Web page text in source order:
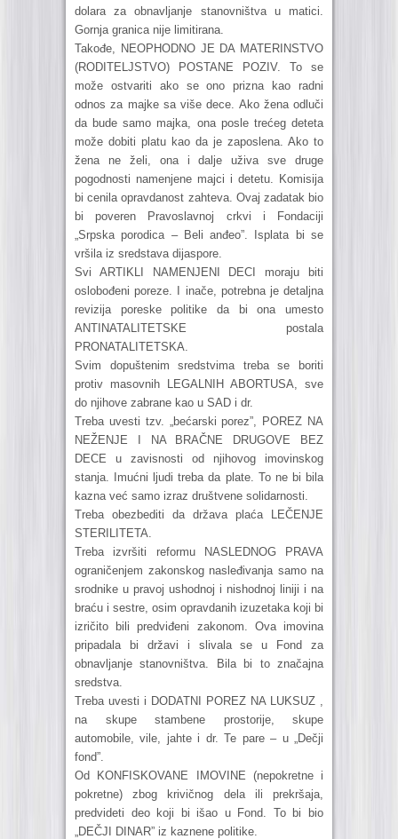
dolara za obnavljanje stanovništva u matici.
Gornja granica nije limitirana.
Takođe, NEOPHODNO JE DA MATERINSTVO
(RODITELJSTVO) POSTANE POZIV. To se
može ostvariti ako se ono prizna kao radni
odnos za majke sa više dece. Ako žena odluči
da bude samo majka, ona posle trećeg deteta
može dobiti platu kao da je zaposlena. Ako to
žena ne želi, ona i dalje uživa sve druge
pogodnosti namenjene majci i detetu. Komisija
bi cenila opravdanost zahteva. Ovaj zadatak bio
bi poveren Pravoslavnoj crkvi i Fondaciji
„Srpska porodica – Beli anđeo”. Isplata bi se
vršila iz sredstava dijaspore.
Svi ARTIKLI NAMENJENI DECI moraju biti
oslobođeni poreze. I inače, potrebna je detaljna
revizija poreske politike da bi ona umesto
ANTINATALITETSKE postala
PRONATALITETSKA.
Svim dopuštenim sredstvima treba se boriti
protiv masovnih LEGALNIH ABORTUSA, sve
do njihove zabrane kao u SAD i dr.
Treba uvesti tzv. „bećarski porez”, POREZ NA
NEŽENJE I NA BRAČNE DRUGOVE BEZ
DECE u zavisnosti od njihovog imovinskog
stanja. Imućni ljudi treba da plate. To ne bi bila
kazna već samo izraz društvene solidarnosti.
Treba obezbediti da država plaća LEČENJE
STERILITETA.
Treba izvršiti reformu NASLEDNOG PRAVA
ograničenjem zakonskog nasleđivanja samo na
srodnike u pravoj ushodnoj i nishodnoj liniji i na
braću i sestre, osim opravdanih izuzetaka koji bi
izričito bili predviđeni zakonom. Ova imovina
pripadala bi državi i slivala se u Fond za
obnavljanje stanovništva. Bila bi to značajna
sredstva.
Treba uvesti i DODATNI POREZ NA LUKSUZ ,
na skupe stambene prostorije, skupe
automobile, vile, jahte i dr. Te pare – u „Dečji
fond”.
Od KONFISKOVANE IMOVINE (nepokretne i
pokretne) zbog krivičnog dela ili prekršaja,
predvideti deo koji bi išao u Fond. To bi bio
„DEČJI DINAR” iz kaznene politike.